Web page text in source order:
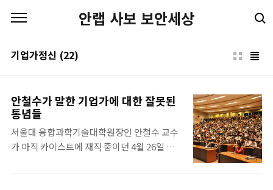
안랩 사보 보안세상
기업가정신 (22)
안철수가 말한 기업가에 대한 잘못된
통념들
서울대 융합과학기술대학원장인 안철수 교수
가 아직 카이스트에 재직 중이던 4월 26일 포